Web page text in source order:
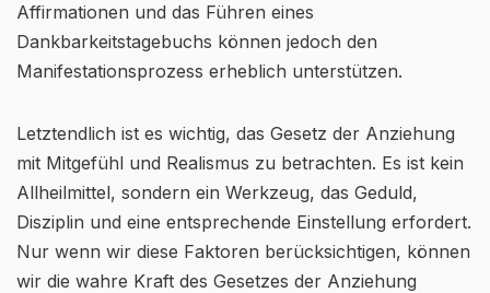
Affirmationen und das Führen eines
Dankbarkeitstagebuchs können jedoch den
Manifestationsprozess erheblich unterstützen.
Letztendlich ist es wichtig, das Gesetz der Anziehung
mit Mitgefühl und Realismus zu betrachten. Es ist kein
Allheilmittel, sondern ein Werkzeug, das Geduld,
Disziplin und eine entsprechende Einstellung erfordert.
Nur wenn wir diese Faktoren berücksichtigen, können
wir die wahre Kraft des Gesetzes der Anziehung